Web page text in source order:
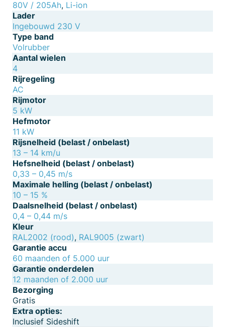
80V / 205Ah, Li-ion
Lader
Ingebouwd 230 V
Type band
Volrubber
Aantal wielen
4
Rijregeling
AC
Rijmotor
5 kW
Hefmotor
11 kW
Rijsnelheid (belast / onbelast)
13 – 14 km/u
Hefsnelheid (belast / onbelast)
0,33 – 0,45 m/s
Maximale helling (belast / onbelast)
10 – 15 %
Daalsnelheid (belast / onbelast)
0,4 – 0,44 m/s
Kleur
RAL2002 (rood), RAL9005 (zwart)
Garantie accu
60 maanden of 5.000 uur
Garantie onderdelen
12 maanden of 2.000 uur
Bezorging
Gratis
Extra opties:
Inclusief Sideshift